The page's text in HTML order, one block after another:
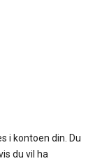
i kontoen din. Du
du vil ha